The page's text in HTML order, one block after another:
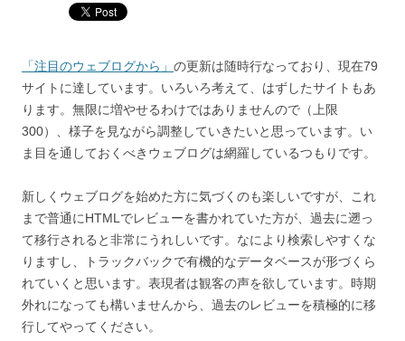
「注目のウェブログから」 の更新は随時行なっており、現在79
サイトに達しています。いろいろ考えて、はずしたサイトもあ
ります。無限に増やせるわけではありませんので（上限
300）、様子を見ながら調整していきたいと思っています。い
ま目を通しておくべきウェブログは網羅しているつもりです。
新しくウェブログを始めた方に気づくのも楽しいですが、これ
まで普通にHTMLでレビューを書かれていた方が、過去に遡っ
て移行されると非常にうれしいです。なにより検索しやすくな
りますし、トラックバックで有機的なデータベースが形づくら
れていくと思います。表現者は観客の声を欲しています。時期
外れになっても構いませんから、過去のレビューを積極的に移
行してやってください。